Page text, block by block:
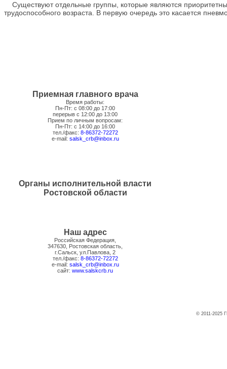
Существуют отдельные группы, которые являются
трудоспособного возраста. В первую очередь это касается
Приемная главного врача
Время работы:
Пн-Пт: с 08:00 до 17:00
перерыв с 12:00 до 13:00
Прием по личным вопросам:
Пн-Пт: с 14:00 до 16:00
тел./факс: 8-86372-72272
e-mail: salsk_crb@inbox.ru
Органы исполнительной власти
Ростовской области
Наш адрес
Российская Федерация,
347630, Ростовская область,
г.Сальск, ул.Павлова, 2
тел./факс: 8-86372-72272
e-mail: salsk_crb@inbox.ru
сайт: www.salskcrb.ru
© 2011-2025